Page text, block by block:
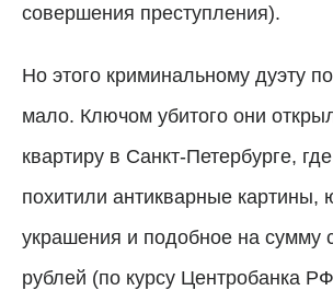
совершения преступления).
Но этого криминальному дуэту
мало. Ключом убитого они
квартиру в Санкт-Петербурге,
похитили антикварные картины,
украшения и подобное на сумму
рублей (по курсу Центробанка